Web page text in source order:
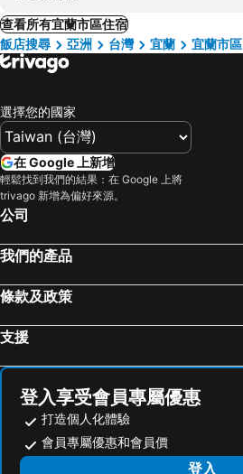
查看所有宜蘭市區住宿
飯店搜尋
亞洲 台灣 宜蘭 宜蘭市區
選擇您的國家
在 Google 上新增
輕鬆找到我們的結果：在 Google 上將
trivago 新增為偏好來源。
公司
我們的產品
條款及政策
支援
登入享受會員專屬優惠
打造個人化體驗
會員專屬優惠和會員價
登入